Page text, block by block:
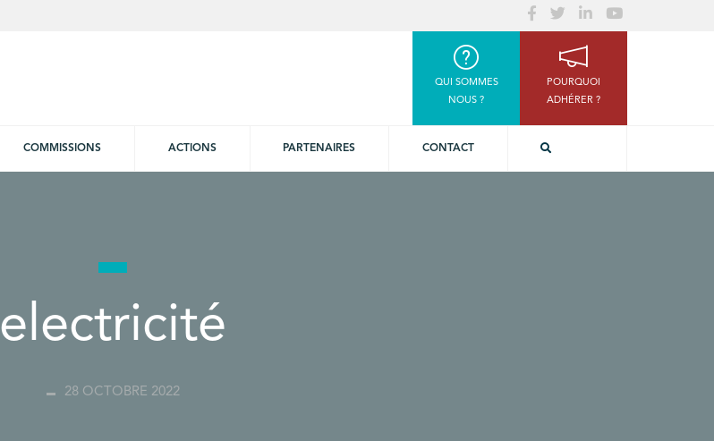
QUI SOMMES
NOUS ?
POURQUOI
ADHÉRER ?
COMMISSIONS ACTIONS PARTENAIRES CONTACT
electricité
28 OCTOBRE 2022